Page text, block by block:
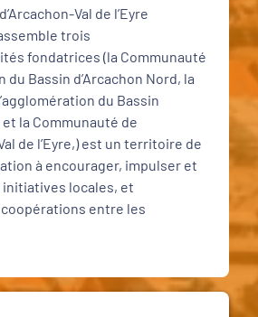
Val de l’Eyre
trois
fondatrices (la Communauté
du Bassin d’Arcachon Nord, la
du Bassin
et la Communauté de
de l’Eyre,) est un territoire de
à encourager, impulser et
locales, et
entre les